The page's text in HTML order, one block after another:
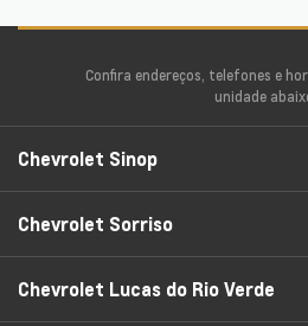
Confira endereços, telefones e
unidade
Chevrolet Sinop
Chevrolet Sorriso
Chevrolet Lucas do Rio Verde